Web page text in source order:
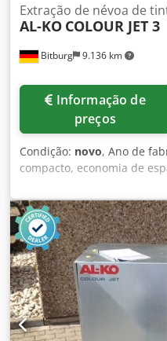
Bitburg 9.136 km
Extração de névoa de
AL-KO COLOUR JET 3
preços
Condição: novo, Ano de
compacto, economia de
de extração, baixos custos
longa vida útil do filtro -
acessórios variáveis -Alta
Tecnologia de aspiração
Dsdpobpg E Ejfx Adyock
do motor: 0,75 kW / 2,1 kW
min Volume de ar: 6 800
x 1 mtr.) Diâmetro de
acelerador Dimensões (L /
1215 Peso: 248kg